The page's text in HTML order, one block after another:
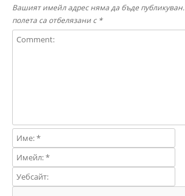
Вашият имейл адрес няма да бъде публикуван.
полета са отбелязани с *